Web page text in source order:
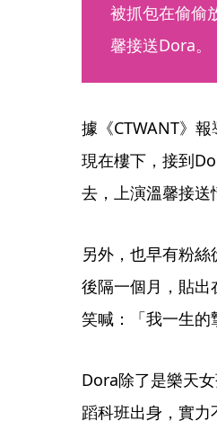
被抓包在偷偷
馨接送Dora。
據《CTWANT》
現在樓下，接到
去，上演溫馨接送
另外，也早有粉
後隔一個月，貼出
笑喊：「我一生的
Dora除了是樂天
蹈科班出身，實